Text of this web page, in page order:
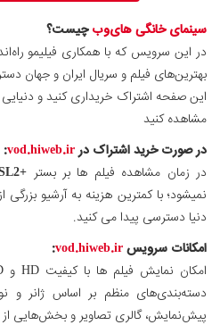
سینمای خانگی های‌وبچیست؟
در این سرویس که با همکاری فیلیمو
بهترین‌های فیلم‌ و سریال ایران و جهان
این صفحه اشتراک خریداری کنید و دنیایی
مشاهده کنید
در صورت خرید اشتراک درvod.hiweb.ir
:
در زمان مشاهده فیلم ها بر بستر +ADSL2
نمیشود؛ با کمترین هزینه به آرشیو
دنیا دسترسی پیدا می کنید.
امکانات سرویسvod.hiweb.ir
:
دسته‌بندی‌های منظم بر اساس ژانر و
پیش‌نمایش، گالری تصاویر و بخش‌هایی از